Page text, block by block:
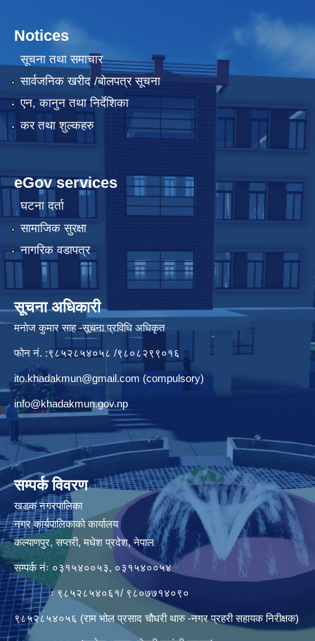
Notices
सूचना तथा समाचार
सार्वजनिक खरीद /बोलपत्र सूचना
एन, कानुन तथा निर्देशिका
कर तथा शुल्कहरु
eGov services
घटना दर्ता
सामाजिक सुरक्षा
नागरिक वडापत्र
सूचना अधिकारी
मनाेज कुमार साह -सूचना प्रविधि अधिकृत
फोन नं. :९८५२८५४०५८ /९८०८२९९०१६
ito.khadakmun@gmail.com (compulsory)
info@khadakmun.gov.np
सम्पर्क विवरण
खडक नगरपालिका
नगर कार्यपालिकाको कार्यालय
कल्याणपुर, सप्तरी, मधेश प्रदेश, नेपाल
सम्पर्क नंः ०३१५४००५३, ०३१५४००५४
ः ९८५२८५४०६१/ ९८०७७१४०९०
९८५२८५४०५६ (राम भोल प्रसाद चौधरी थारु -नगर प्रहरी सहायक निरीक्षक)